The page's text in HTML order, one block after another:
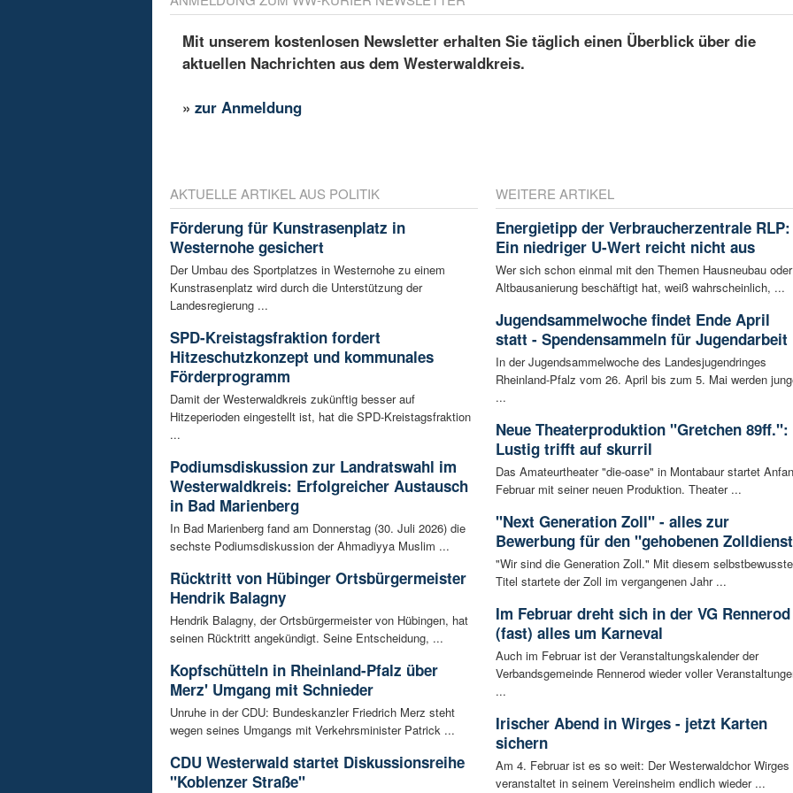
Mit unserem kostenlosen Newsletter erhalten Sie täglich einen Überblick über die
aktuellen Nachrichten aus dem Westerwaldkreis.
»zur Anmeldung
AKTUELLE ARTIKEL AUS POLITIK
Förderung für Kunstrasenplatz in
Westernohe gesichert
Der Umbau des Sportplatzes in Westernohe zu einem
Kunstrasenplatz wird durch die Unterstützung der
Landesregierung ...
SPD-Kreistagsfraktion fordert
Hitzeschutzkonzept und kommunales
Förderprogramm
Damit der Westerwaldkreis zukünftig besser auf
Hitzeperioden eingestellt ist, hat die SPD-Kreistagsfraktion
...
Podiumsdiskussion zur Landratswahl im
Westerwaldkreis: Erfolgreicher Austausch
in Bad Marienberg
In Bad Marienberg fand am Donnerstag (30. Juli 2026) die
sechste Podiumsdiskussion der Ahmadiyya Muslim ...
Rücktritt von Hübinger Ortsbürgermeister
Hendrik Balagny
Hendrik Balagny, der Ortsbürgermeister von Hübingen, hat
seinen Rücktritt angekündigt. Seine Entscheidung, ...
Kopfschütteln in Rheinland-Pfalz über
Merz' Umgang mit Schnieder
Unruhe in der CDU: Bundeskanzler Friedrich Merz steht
wegen seines Umgangs mit Verkehrsminister Patrick ...
CDU Westerwald startet Diskussionsreihe
"Koblenzer Straße"
WEITERE ARTIKEL
Energietipp der Verbraucherzentrale RLP:
Ein niedriger U-Wert reicht nicht aus
Wer sich schon einmal mit den Themen Hausneubau oder
Altbausanierung beschäftigt hat, weiß wahrscheinlich, ...
Jugendsammelwoche findet Ende April
statt - Spendensammeln für Jugendarbeit
In der Jugendsammelwoche des Landesjugendringes
Rheinland-Pfalz vom 26. April bis zum 5. Mai werden
...
Neue Theaterproduktion "Gretchen 89ff.":
Lustig trifft auf skurril
Das Amateurtheater "die-oase" in Montabaur startet
Februar mit seiner neuen Produktion. Theater ...
"Next Generation Zoll" - alles zur
Bewerbung für den "gehobenen
"Wir sind die Generation Zoll." Mit diesem
Titel startete der Zoll im vergangenen Jahr ...
Im Februar dreht sich in der VG Rennerod
(fast) alles um Karneval
Auch im Februar ist der Veranstaltungskalender der
Verbandsgemeinde Rennerod wieder voller
...
Irischer Abend in Wirges - jetzt Karten
sichern
Am 4. Februar ist es so weit: Der Westerwaldchor Wirges
veranstaltet in seinem Vereinsheim endlich wieder ...